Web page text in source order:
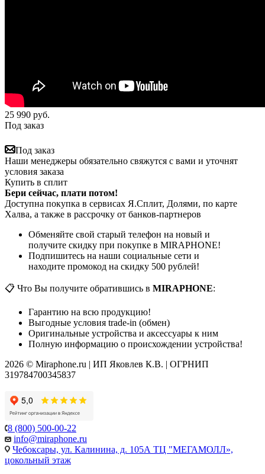
25 990 руб.
Под заказ
Под заказ
Наши менеджеры обязательно свяжутся с вами и уточнят
условия заказа
Купить в сплит
Бери сейчас, плати потом!
Доступна покупка в сервисах Я.Сплит, Долями, по карте
Халва, а также в рассрочку от банков-партнеров
Обменяйте свой старый телефон на новый и
получите скидку при покупке в MIRAPHONE!
Подпишитесь на наши социальные сети и
находите промокод на скидку 500 рублей!
📋 Что Вы получите обратившись в MIRAPHONE:
Гарантию на всю продукцию!
Выгодные условия trade-in (обмен)
Оригинальные устройства и аксессуары к ним
Полную информацию о происхождении устройства!
2026 © Miraphone.ru | ИП Яковлев К.В. | ОГРНИП
319784700345837
8 (800) 500-00-22
info@miraphone.ru
Чебоксары, ул. Калинина, д. 105А ТЦ "МЕГАМОЛЛ»,
цокольный этаж